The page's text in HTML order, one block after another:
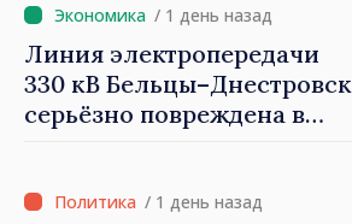
быть свободными и
честными»
/ 1 день назад
Линия электропередачи
330 кВ Бельцы–Днестровск
серьёзно повреждена в
/ 1 день назад